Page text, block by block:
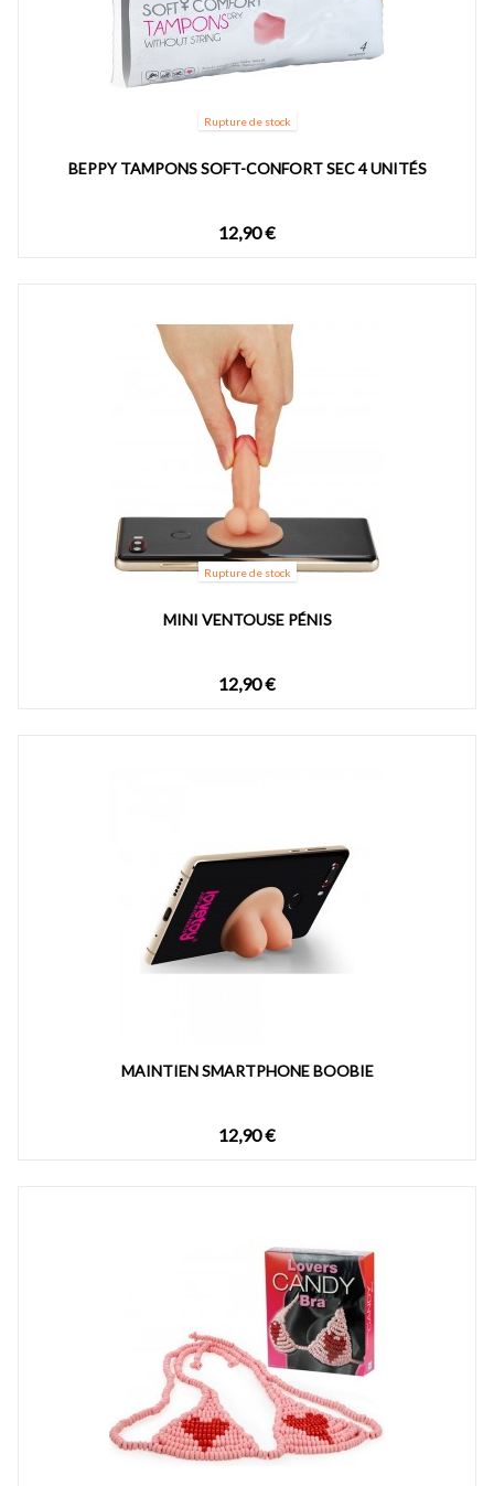
Rupture de stock
BEPPY TAMPONS SOFT-CONFORT SEC 4 UNITÉS
12,90 €
Rupture de stock
MINI VENTOUSE PÉNIS
12,90 €
MAINTIEN SMARTPHONE BOOBIE
12,90 €